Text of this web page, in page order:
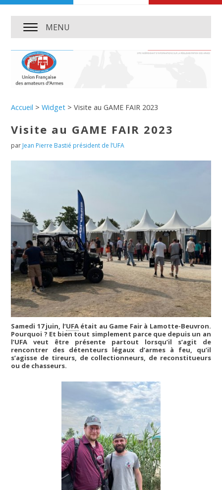
MENU
Accueil >Widget >Visite au GAME FAIR 2023
Visite au GAME FAIR 2023
par Jean Pierre Bastié président de l’UFA
Samedi 17 juin, l’UFAétait au Game Fair à Lamotte-Beuvron.
Pourquoi ? Et bien tout simplement parce que depuis un an
l’UFA veut être présente partout lorsqu’il s’agit de
rencontrer des détenteurs légaux d’armes à feu, qu’il
s’agisse de tireurs, de collectionneurs, de reconstitueurs
ou de chasseurs.